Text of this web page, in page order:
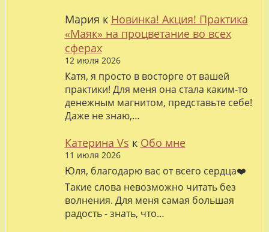
Мария к Новинка! Акция! Практика
«Маяк» на процветание во всех
сферах
12 июля 2026
Катя, я просто в восторге от вашей
практики! Для меня она стала каким-то
денежным магнитом, представьте себе!
Даже не знаю,…
Катерина Vs к Обо мне
11 июля 2026
Юля, благодарю вас от всего сердца❤️
Такие слова невозможно читать без
волнения. Для меня самая большая
радость - знать, что…